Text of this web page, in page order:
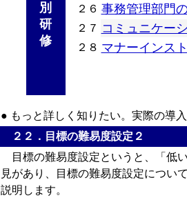
別
研
修
２６ 事務管理部門
２７ コミュニケー
２８ マナーインス
● もっと詳しく知りたい。実際の
２２．目標の難易度設定 ２
目標の難易度設定というと、「低
見があり、目標の難易度設定につい
説明します。